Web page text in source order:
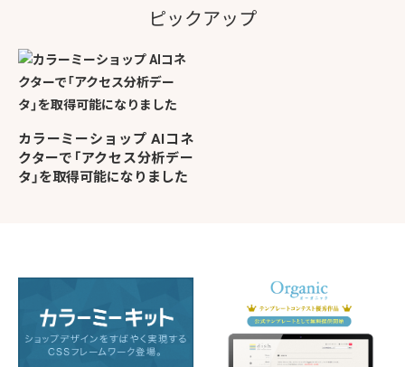
ピックアップ
カラーミーショップ AIコネ
クターで「アクセス分析デー
タ」を取得可能になりました